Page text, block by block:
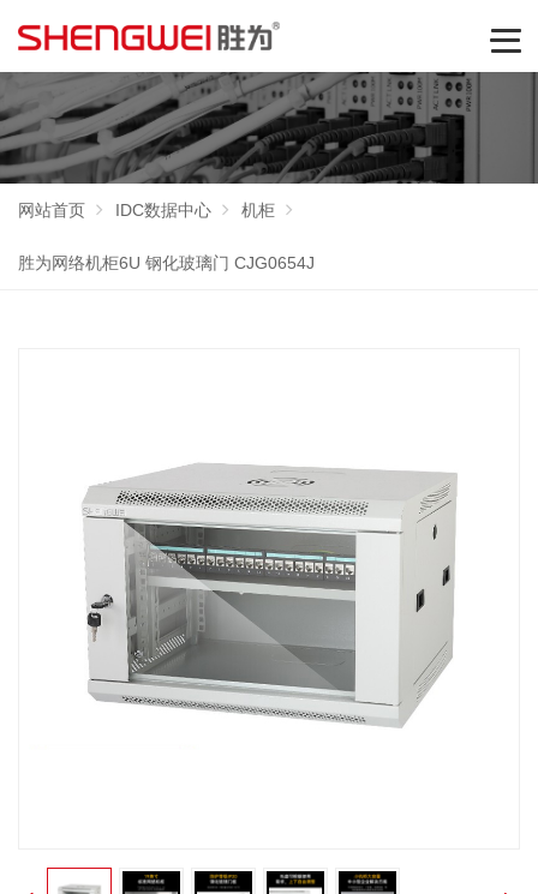
网站首页 IDC数据中心 机柜
胜为网络机柜6U 钢化玻璃门 CJG0654J